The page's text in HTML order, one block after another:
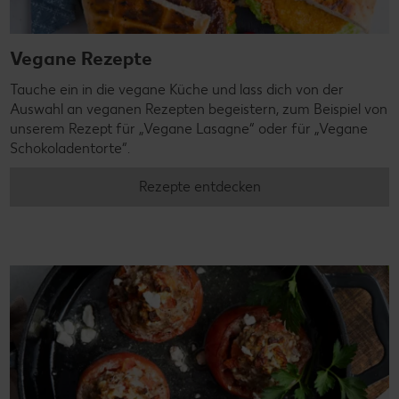
Vegane Rezepte
Tauche ein in die vegane Küche und lass dich von der
Auswahl an veganen Rezepten begeistern, zum Beispiel von
unserem Rezept für „Vegane Lasagne“ oder für „Vegane
Schokoladentorte“.
Rezepte entdecken